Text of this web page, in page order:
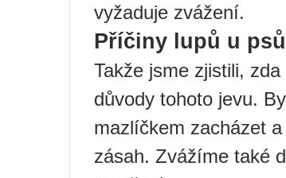
vyžaduje zvážení.
Příčiny lupů u psů
Takže jsme zjistili,
důvody tohoto jevu.
mazlíčkem zacházet
zásah. Zvážíme také